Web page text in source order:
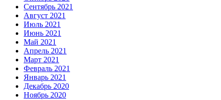
Сентябрь 2021
Август 2021
Июль 2021
Июнь 2021
Май 2021
Апрель 2021
Март 2021
Февраль 2021
Январь 2021
Декабрь 2020
Ноябрь 2020